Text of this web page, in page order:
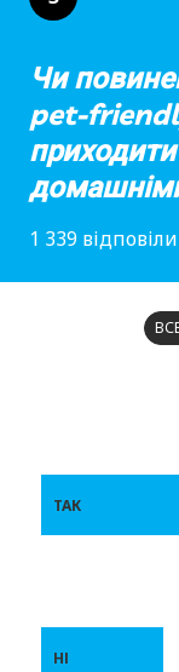
Чи
pet-
приходити
1 339
ТАК
НІ